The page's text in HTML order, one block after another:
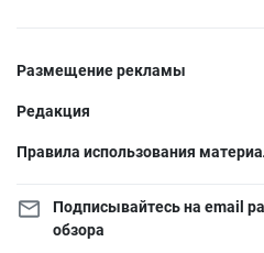
Размещение рекламы
Редакция
Правила использования
Подписывайтесь на email
обзора